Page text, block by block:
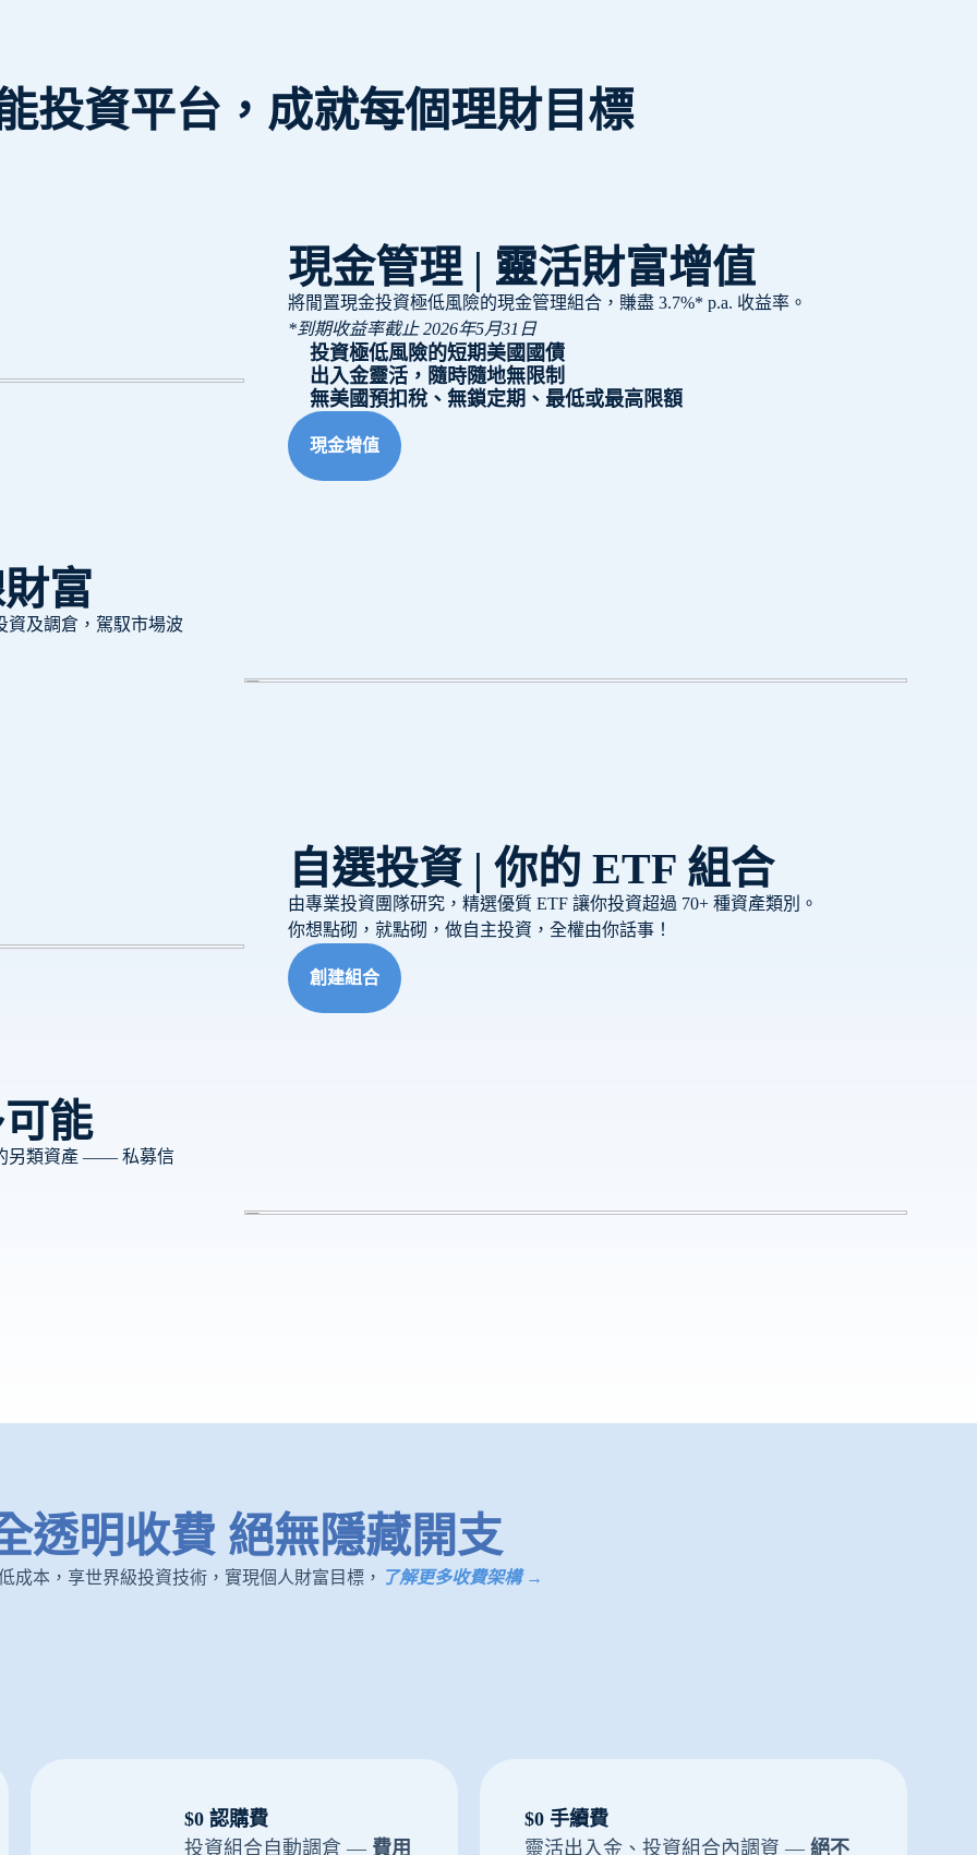
投資平台，成就每個理財目標
現金管理 | 靈活財富增值
將閒置現金投資極低風險的現金管理組合，賺盡 3.7%* p.a. 收益率。
*到期收益率截止 2026年5月31日
投資極低風險的短期美國國債
出入金靈活，隨時隨地無限制
無美國預扣稅、無鎖定期、最低或最高限額
現金增值
富
資及調倉，駕馭市場波
自選投資 | 你的 ETF 組合
由專業投資團隊研究，精選優質 ETF 讓你投資超過 70+ 種資產類別。
你想點砌，就點砌，做自主投資，全權由你話事！
創建組合
能
另類資產 —— 私募信
透明收費 絕無隱藏開支
成本，享世界級投資技術，實現個人財富目標， 了解更多收費架構 →
$0 認購費
投資組合自動調倉 — 費用
$0 手續費
靈活出入金、投資組合內調資 — 絕不